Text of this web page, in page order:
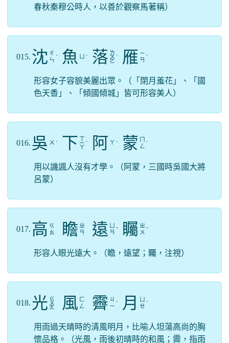
春秋秦穆公時人，以善於觀察馬著稱）
015. 沈 ㄔ
ㄣ ˊ 魚 ˊ 落 ㄌ
ㄨ
ㄛ
ˋ 雁 ㄧ
ㄢ ˋ
形容女子容貌美麗出眾。（「閉月羞花」、「國
色天香」、「傾國傾城」皆可形容美人）
016. 吳 ㄨ ˊ 下 ㄧ
ㄚ
ˋ 阿 ㄚ ˋ 蒙 ㄥ
ˊ
用以譏諷人沒有才學。（阿蒙，三國時吳國大將
呂蒙）
017. 高 ㄍ
ㄠ
瞻 ㄓ
ㄢ
遠 ㄢ ˇ 矚 ㄓ
ㄨ ˇ
形容人眼光遠大。（瞻，遠望；矚，注視）
018. 光 ㄍ
ㄨ
ㄤ 風 ㄈ
ㄥ
霽 ㄐ
ㄧ ˋ 月
ㄝˋ
用雨過天晴時的清風明月，比喻人坦蕩高尚的胸
懷品格。（光風，雨後初晴時的和風；霽，指雨